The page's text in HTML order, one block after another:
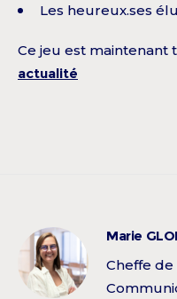
Les heureux.ses
Ce jeu est maintenant
actualité
Marie
Cheffe